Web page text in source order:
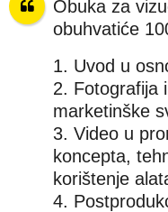
Obuka za
obuhvatiće
1. Uvod u
2. Fotografija
marketinške
3. Video u
koncepta,
korištenje
4.